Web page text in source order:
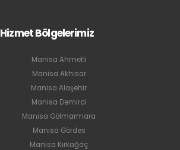
Hizmet Bölgelerimiz
Manisa Ahmetli
Manisa Akhisar
Manisa Alaşehir
Manisa Demirci
Manisa Gölmarmara
Manisa Gördes
Manisa Kırkağaç